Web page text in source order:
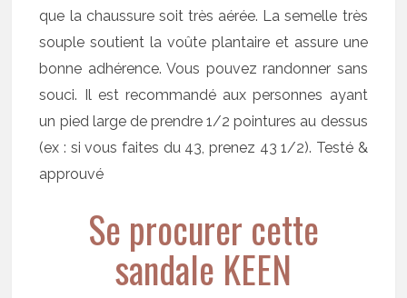
que la chaussure soit très aérée. La semelle très
souple soutient la voûte plantaire et assure une
bonne adhérence. Vous pouvez randonner sans
souci. Il est recommandé aux personnes ayant
un pied large de prendre 1/2 pointures au dessus
(ex : si vous faites du 43, prenez 43 1/2). Testé &
approuvé
Se procurer cette
sandale KEEN